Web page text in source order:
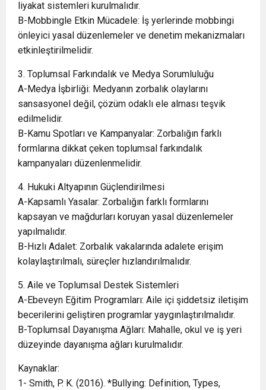
liyakat sistemleri kurulmalıdır.
B-Mobbingle Etkin Mücadele: İş yerlerinde mobbingi
önleyici yasal düzenlemeler ve denetim mekanizmaları
etkinleştirilmelidir.
3. Toplumsal Farkındalık ve Medya Sorumluluğu
A-Medya İşbirliği: Medyanın zorbalık olaylarını
sansasyonel değil, çözüm odaklı ele alması teşvik
edilmelidir.
B-Kamu Spotları ve Kampanyalar: Zorbalığın farklı
formlarına dikkat çeken toplumsal farkındalık
kampanyaları düzenlenmelidir.
4. Hukuki Altyapının Güçlendirilmesi
A-Kapsamlı Yasalar: Zorbalığın farklı formlarını
kapsayan ve mağdurları koruyan yasal düzenlemeler
yapılmalıdır.
B-Hızlı Adalet: Zorbalık vakalarında adalete erişim
kolaylaştırılmalı, süreçler hızlandırılmalıdır.
5. Aile ve Toplumsal Destek Sistemleri
A-Ebeveyn Eğitim Programları: Aile içi şiddetsiz iletişim
becerilerini geliştiren programlar yaygınlaştırılmalıdır.
B-Toplumsal Dayanışma Ağları: Mahalle, okul ve iş yeri
düzeyinde dayanışma ağları kurulmalıdır.
Kaynaklar:
1- Smith, P. K. (2016). *Bullying: Definition, Types,